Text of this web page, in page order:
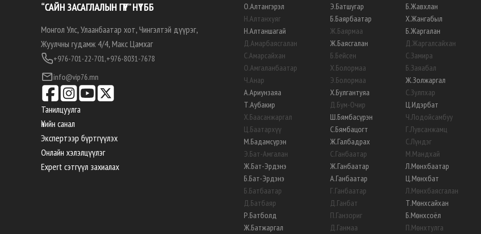
“САЙН ЗАСАГЛАЛЫН ГҮҮР” НҮТББ
Монгол Улс, Улаанбаатар хот, Чингэлтэй дүүрэг,
Жуулчны гудамж 4/4, Макс Цамхаг
+976-701-22-701,+976-8031-7678
info@vip76.mn
Танилцуулга
Үнийн санал
Экспертээр бүртгүүлэх
Онлайн хэлэлцүүлэг
Expert сэтгүүл захиалах
О.Алтангэрэл
Н.Алтанхуяг
Н.Алтаншагай
Д.Амарбаясгалан
С.Амарсайхан
О.Амгаланбаатар
Ч.Анар
А.Ариунзаяа
Т.Аубакир
Х.Баасанжаргал
Ц.Баатархүү
М.Бадамсүрэн
Э.Бат-Амгалан
Ж.Бат-Эрдэнэ
Б.Бат-Эрдэнэ
Б.Батбаатар
Д.Батбаяр
Р.Батболд
Ж.Батжаргал
Э.Батшугар
Б.Баярбаатар
Ж.Баярмаа
Ж.Баясгалан
Б.Бейсен
Х.Болормаа
Э.Болормаа
Х.Булгантуяа
Д.Бум-Очир
Ш.Бямбасүрэн
С.Бямбацогт
Ж.Галбадрах
С.Ганбаатар
Ж.Ганбаатар
А.Ганбаатар
Г.Ганбаатар
Д.Ганбат
П.Ганзориг
Д.Ганмаа
Б.Жавхлан
Х.Жангабыл
Б.Жаргалан
Д.Жаргалсайхан
С.Замира
Б.Заяабал
Ж.Золжаргал
С.Зулпхар
Ц.Идэрбат
Ч.Лодойсамбуу
Г.Лувсанжамц
С.Лүндэг
М.Мандхай
Л.Мөнхбаатар
Ц.Мөнхбат
Л.Мөнхбаясгалан
Т.Мөнхсайхан
Б.Мөнхсоёл
П.Мөнхтулга